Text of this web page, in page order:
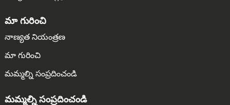
మా గురించి
నాణ్యత నియంత్రణ
మా గురించి
మమ్మల్ని సంప్రదించండి
మమ్మల్ని సంప్రదించండి